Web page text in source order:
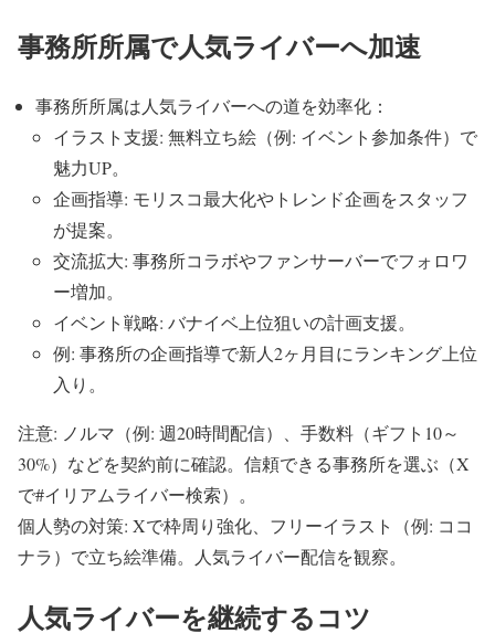
事務所所属で人気ライバーへ加速
事務所所属は人気ライバーへの道を効率化：
イラスト支援: 無料立ち絵（例: イベント参加条件）で
魅力UP。
企画指導: モリスコ最大化やトレンド企画をスタッフ
が提案。
交流拡大: 事務所コラボやファンサーバーでフォロワ
ー増加。
イベント戦略: バナイベ上位狙いの計画支援。
例: 事務所の企画指導で新人2ヶ月目にランキング上位
入り。
注意: ノルマ（例: 週20時間配信）、手数料（ギフト10～
30%）などを契約前に確認。信頼できる事務所を選ぶ（X
で#イリアムライバー検索）。
個人勢の対策: Xで枠周り強化、フリーイラスト（例: ココ
ナラ）で立ち絵準備。人気ライバー配信を観察。
人気ライバーを継続するコツ